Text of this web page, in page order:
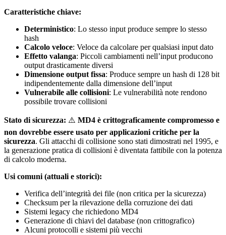
Caratteristiche chiave:
Deterministico: Lo stesso input produce sempre lo stesso
hash
Calcolo veloce: Veloce da calcolare per qualsiasi input dato
Effetto valanga: Piccoli cambiamenti nell’input producono
output drasticamente diversi
Dimensione output fissa: Produce sempre un hash di 128 bit
indipendentemente dalla dimensione dell’input
Vulnerabile alle collisioni: Le vulnerabilità note rendono
possibile trovare collisioni
Stato di sicurezza: ⚠️ MD4 è crittograficamente compromesso e
non dovrebbe essere usato per applicazioni critiche per la
sicurezza. Gli attacchi di collisione sono stati dimostrati nel 1995, e
la generazione pratica di collisioni è diventata fattibile con la potenza
di calcolo moderna.
Usi comuni (attuali e storici):
Verifica dell’integrità dei file (non critica per la sicurezza)
Checksum per la rilevazione della corruzione dei dati
Sistemi legacy che richiedono MD4
Generazione di chiavi del database (non crittografico)
Alcuni protocolli e sistemi più vecchi